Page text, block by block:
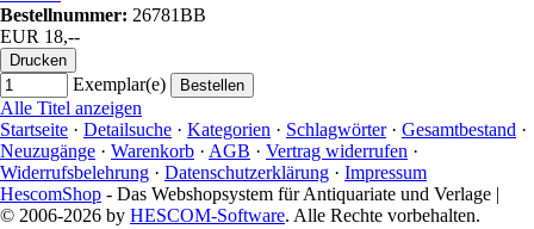
Bestellnummer: 26781BB
EUR 18,--
Exemplar(e)
Alle Titel anzeigen
Startseite · Detailsuche · Kategorien · Schlagwörter· Gesamtbestand ·
Neuzugänge · Warenkorb · AGB · Vertrag widerrufen ·
Widerrufsbelehrung · Datenschutzerklärung · Impressum
HescomShop - Das Webshopsystem für Antiquariate und Verlage |
© 2006-2026 by HESCOM-Software. Alle Rechte vorbehalten.